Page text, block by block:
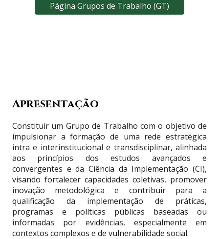
Página Grupos de Trabalho (GT)
Apresentação
Constituir um Grupo de Trabalho com o objetivo de
impulsionar a formação de uma rede estratégica
intra e interinstitucional e transdisciplinar, alinhada
aos princípios dos estudos avançados e
convergentes e da Ciência da Implementação (CI),
visando fortalecer capacidades coletivas, promover
inovação metodológica e contribuir para a
qualificação da implementação de práticas,
programas e políticas públicas baseadas ou
informadas por evidências, especialmente em
contextos complexos e de vulnerabilidade social.